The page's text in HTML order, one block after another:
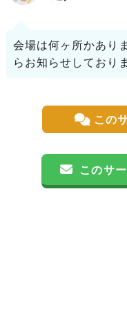
会場は何ヶ所かあり
らお知らせしており
この
このサ